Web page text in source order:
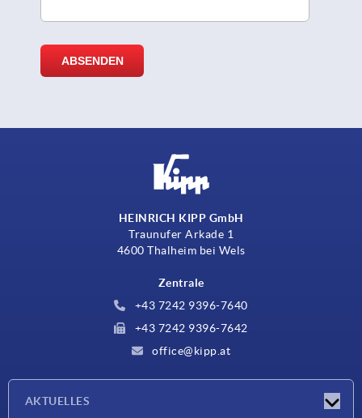
HEINRICH KIPP GmbH
Traunufer Arkade 1
4600 Thalheim bei Wels
Zentrale
+43 7242 9396-7640
+43 7242 9396-7642
office@kipp.at
AKTUELLES